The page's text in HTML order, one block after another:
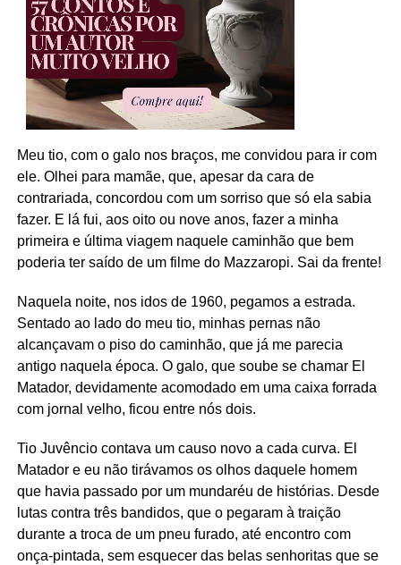
Meu tio, com o galo nos braços, me convidou para ir com
ele. Olhei para mamãe, que, apesar da cara de
contrariada, concordou com um sorriso que só ela sabia
fazer. E lá fui, aos oito ou nove anos, fazer a minha
primeira e última viagem naquele caminhão que bem
poderia ter saído de um filme do Mazzaropi. Sai da frente!
Naquela noite, nos idos de 1960, pegamos a estrada.
Sentado ao lado do meu tio, minhas pernas não
alcançavam o piso do caminhão, que já me parecia
antigo naquela época. O galo, que soube se chamar El
Matador, devidamente acomodado em uma caixa forrada
com jornal velho, ficou entre nós dois.
Tio Juvêncio contava um causo novo a cada curva. El
Matador e eu não tirávamos os olhos daquele homem
que havia passado por um mundaréu de histórias. Desde
lutas contra três bandidos, que o pegaram à traição
durante a troca de um pneu furado, até encontro com
onça-pintada, sem esquecer das belas senhoritas que se